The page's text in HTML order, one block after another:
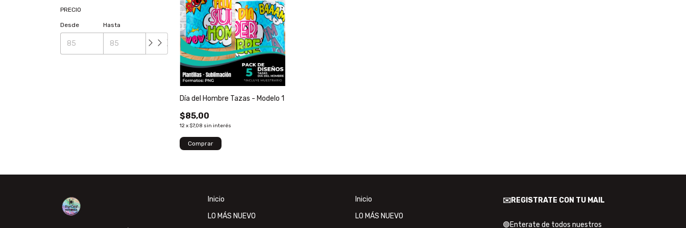
PRECIO
Desde Hasta
Día del Hombre Tazas - Modelo 1
$85,00
12x $7,08 sin interés
Inicio
LO MÁS NUEVO
Inicio
LO MÁS NUEVO
✉️REGISTRATE CON TU MAIL
🟢Enterate de todos nuestros